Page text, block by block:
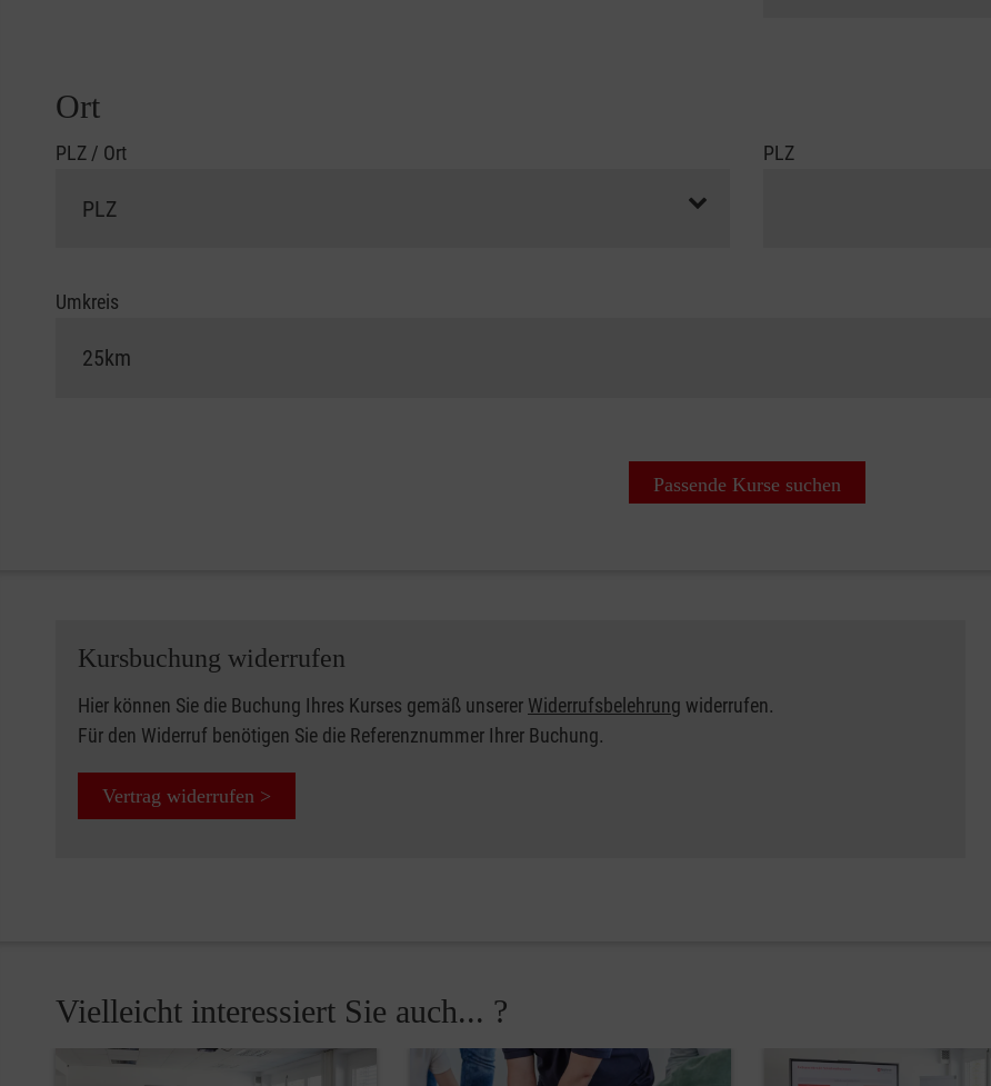
Ort
PLZ / Ort PLZ
Umkreis
Passende Kurse suchen
Kursbuchung widerrufen
Hier können Sie die Buchung Ihres Kurses gemäß unserer Widerrufsbelehrung widerrufen.
Für den Widerruf benötigen Sie die Referenznummer Ihrer Buchung.
Vertrag widerrufen >
Vielleicht interessiert Sie auch... ?
Pause